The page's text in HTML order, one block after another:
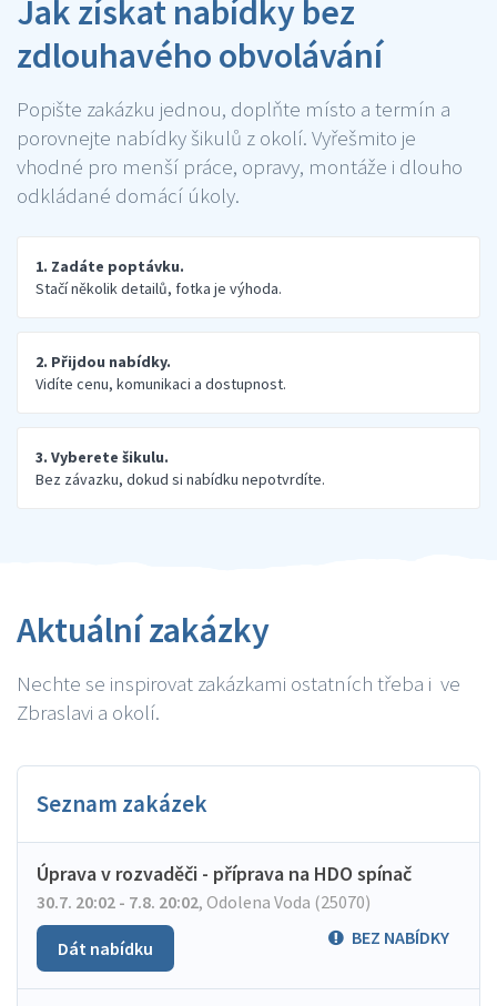
Jak získat nabídky bez
zdlouhavého obvolávání
Popište zakázku jednou, doplňte místo a termín a
porovnejte nabídky šikulů z okolí. Vyřešmito je
vhodné pro menší práce, opravy, montáže i dlouho
odkládané domácí úkoly.
1. Zadáte poptávku.
Stačí několik detailů, fotka je výhoda.
2. Přijdou nabídky.
Vidíte cenu, komunikaci a dostupnost.
3. Vyberete šikulu.
Bez závazku, dokud si nabídku nepotvrdíte.
Aktuální zakázky
Nechte se inspirovat zakázkami ostatních třeba i ve
Zbraslavi a okolí.
Seznam zakázek
Úprava v rozvaděči - příprava na HDO spínač
30.7. 20:02 - 7.8. 20:02, Odolena Voda (25070)
BEZ NABÍDKY
Dát nabídku